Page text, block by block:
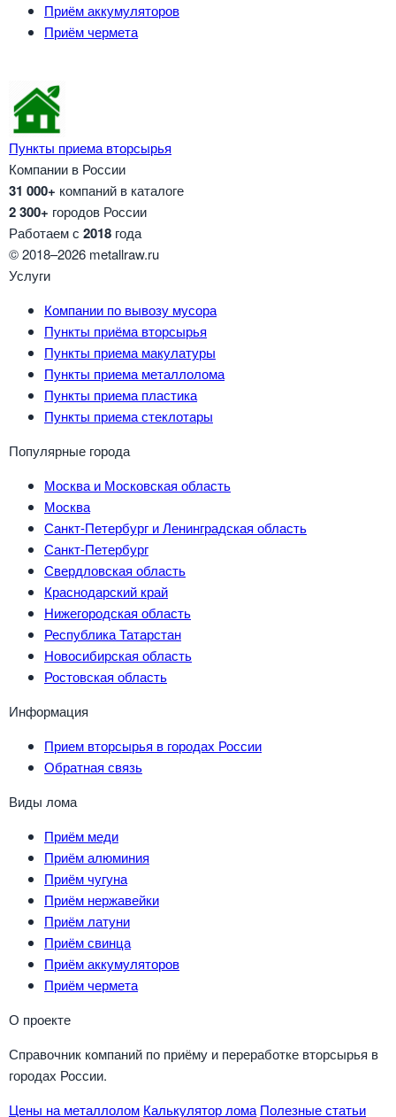
Приём аккумуляторов
Приём чермета
Пункты приема вторсырья
Компании в России
31 000+ компаний в каталоге
2 300+ городов России
Работаем с 2018 года
© 2018–2026 metallraw.ru
Услуги
Компании по вывозу мусора
Пункты приёма вторсырья
Пункты приема макулатуры
Пункты приема металлолома
Пункты приема пластика
Пункты приема стеклотары
Популярные города
Москва и Московская область
Москва
Санкт-Петербург и Ленинградская область
Санкт-Петербург
Свердловская область
Краснодарский край
Нижегородская область
Республика Татарстан
Новосибирская область
Ростовская область
Информация
Прием вторсырья в городах России
Обратная связь
Виды лома
Приём меди
Приём алюминия
Приём чугуна
Приём нержавейки
Приём латуни
Приём свинца
Приём аккумуляторов
Приём чермета
О проекте
Справочник компаний по приёму и переработке вторсырья в
городах России.
Цены на металлолом Калькулятор лома Полезные статьи